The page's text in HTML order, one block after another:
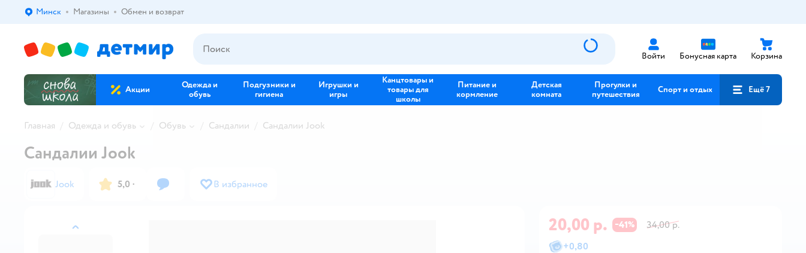
Выбор адреса доставки.
Минск Магазины Обмен и возврат
Войти Бонусная карта Корзина
Акции
Одежда и
обувь
Подгузники и
гигиена
Игрушки и
игры
Канцтовары и
товары для
школы
Питание и
кормление
Детская
комната
Прогулки и
путешествия
Спорт и отдых Ещё 7
Главная Одежда и обувь Обувь Сандалии Сандалии Jook
назад
Сандалии Jook
Jook 5,0 · В избранное
20,00 р. −41%
34,00 р.
+0,80